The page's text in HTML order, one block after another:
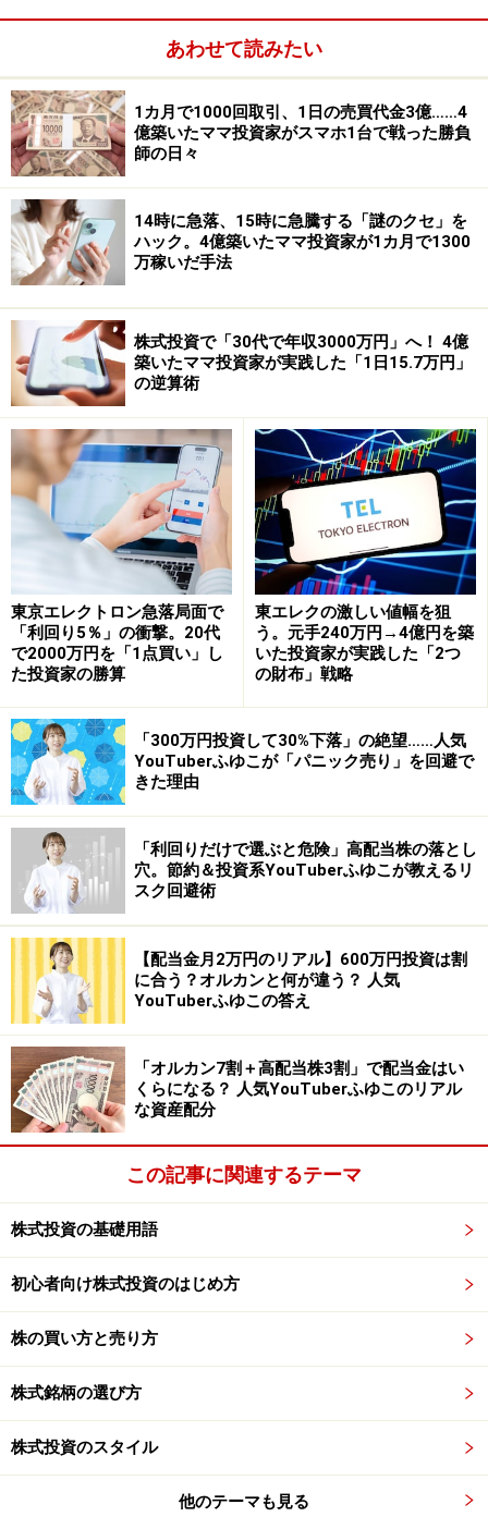
しょう。マカオは香港に海運や貿易がシフトする中で経
済のテコ入れ策として賭博を合法化しました。ただ、
1960年代から2002年までスタンレーホー氏がカジノ利権
を独占。2002年までのマカオといえば、ポルトガル支配
の名残を残し、香港からフェリーで30分で行ける観光
地、という以上の印象はなく、1980年代までのラスベガ
スのような（ある意味殺伐とした）賭博場然としたもの
でした。しかし、2002年に外資にカジノ利権を開放し、
資金力や経験を持つ米国のカジノ運営会社が進出し、大
規模開発が開始されたことで、カジノだけでなく、豪華
なホテルと各種エンターテインメント、レストラン、シ
ョッピングモール、会議場、などを兼ね備えた一大レジ
ャーランドへと変貌を遂げました。
カジノの誘致は毎年兆円単位の経済効果を生み、五輪の
ように一度限りのイベントではありません。またラスベ
ガスの収入の6割はカジノ以外からのものとなってお
り、博打収入が主体だった一昔前と大きく変わっており
ます。それゆえ「統合型リゾート」という法案名になっ
ております。
実際に、今や年間3150万人の旅行者がこの人口62万
4000人のマカオを訪れ、賭博からの税収はマカオの税収
の約8割を占めています。カジノを解禁してからの10年
間で、マカオの一人当たりGDPは実に5倍となり、今や
日本を大きく超えて世界最高水準にまでなっています。
なにしろカジノ運営6社から入る賭博税だけで年間1兆
5,000億円を超え、62万4000人の島民の教育費は15年間
無料、医療費も手厚く、現金支給まであり、そして所得
税率は低く、失業率は1％台とほぼ完全雇用状態です。
＞＞では、日本のカジノ法案での注目銘柄は！？！？
※記事内容は執筆時点のものです。最新の内容をご確認くださ
い。
本記事の内容は一般的な情報提供を目的としており、特定の金融
商品や投資行動を推奨するものではありません。
投資や資産運用に関する最終的なご判断はご自身の責任において
行ってください。
などについて当社は一切の責任を負いません。
あわせて読みたい
1カ月で1000回取引、1日の売買代金3億……4
億築いたママ投資家がスマホ1台で戦った勝負
師の日々
14時に急落、15時に急騰する「謎のクセ」を
ハック。4億築いたママ投資家が1カ月で1300
万稼いだ手法
株式投資で「30代で年収3000万円」へ！ 4億
築いたママ投資家が実践した「1日15.7万円」
の逆算術
東京エレクトロン急落局面で
「利回り5％」の衝撃。20代
で2000万円を「1点買い」し
た投資家の勝算
東エレクの激しい値幅を狙
う。元手240万円→4億円を築
いた投資家が実践した「2つ
の財布」戦略
「300万円投資して30%下落」の絶望……人気
YouTuberふゆこが「パニック売り」を回避で
きた理由
「利回りだけで選ぶと危険」高配当株の落とし
穴。節約＆投資系YouTuberふゆこが教えるリ
スク回避術
【配当金月2万円のリアル】600万円投資は割
に合う？オルカンと何が違う？ 人気
YouTuberふゆこの答え
「オルカン7割＋高配当株3割」で配当金はい
くらになる？ 人気YouTuberふゆこのリアル
な資産配分
この記事に関連するテーマ
株式投資の基礎用語
初心者向け株式投資のはじめ方
株の買い方と売り方
株式銘柄の選び方
株式投資のスタイル
他のテーマも見る